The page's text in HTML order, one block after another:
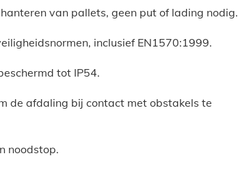
van pallets, geen put of lading nodig.
inclusief EN1570:1999.
tot IP54.
de afdaling bij contact met obstakels te
noodstop.